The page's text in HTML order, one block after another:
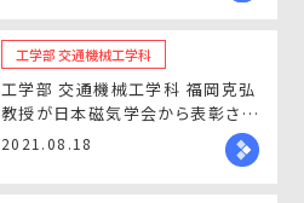
工学部 交通機械工学科
工学部 交通機械工学科 福岡克弘
教授が日本磁気学会から表彰され
ました
2021.08.18